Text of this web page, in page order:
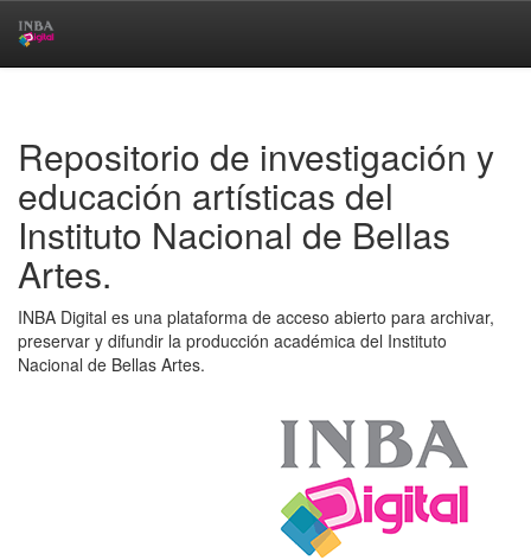
Repositorio de investigación y
educación artísticas del
Instituto Nacional de Bellas
Artes.
INBA Digital es una plataforma de acceso abierto para archivar,
preservar y difundir la producción académica del Instituto
Nacional de Bellas Artes.